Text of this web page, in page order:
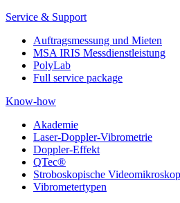
Service & Support
Auftragsmessung und Mieten
MSA IRIS Messdienstleistung
PolyLab
Full service package
Know-how
Akademie
Laser-Doppler-Vibrometrie
Doppler-Effekt
QTec®
Stroboskopische
Vibrometertypen